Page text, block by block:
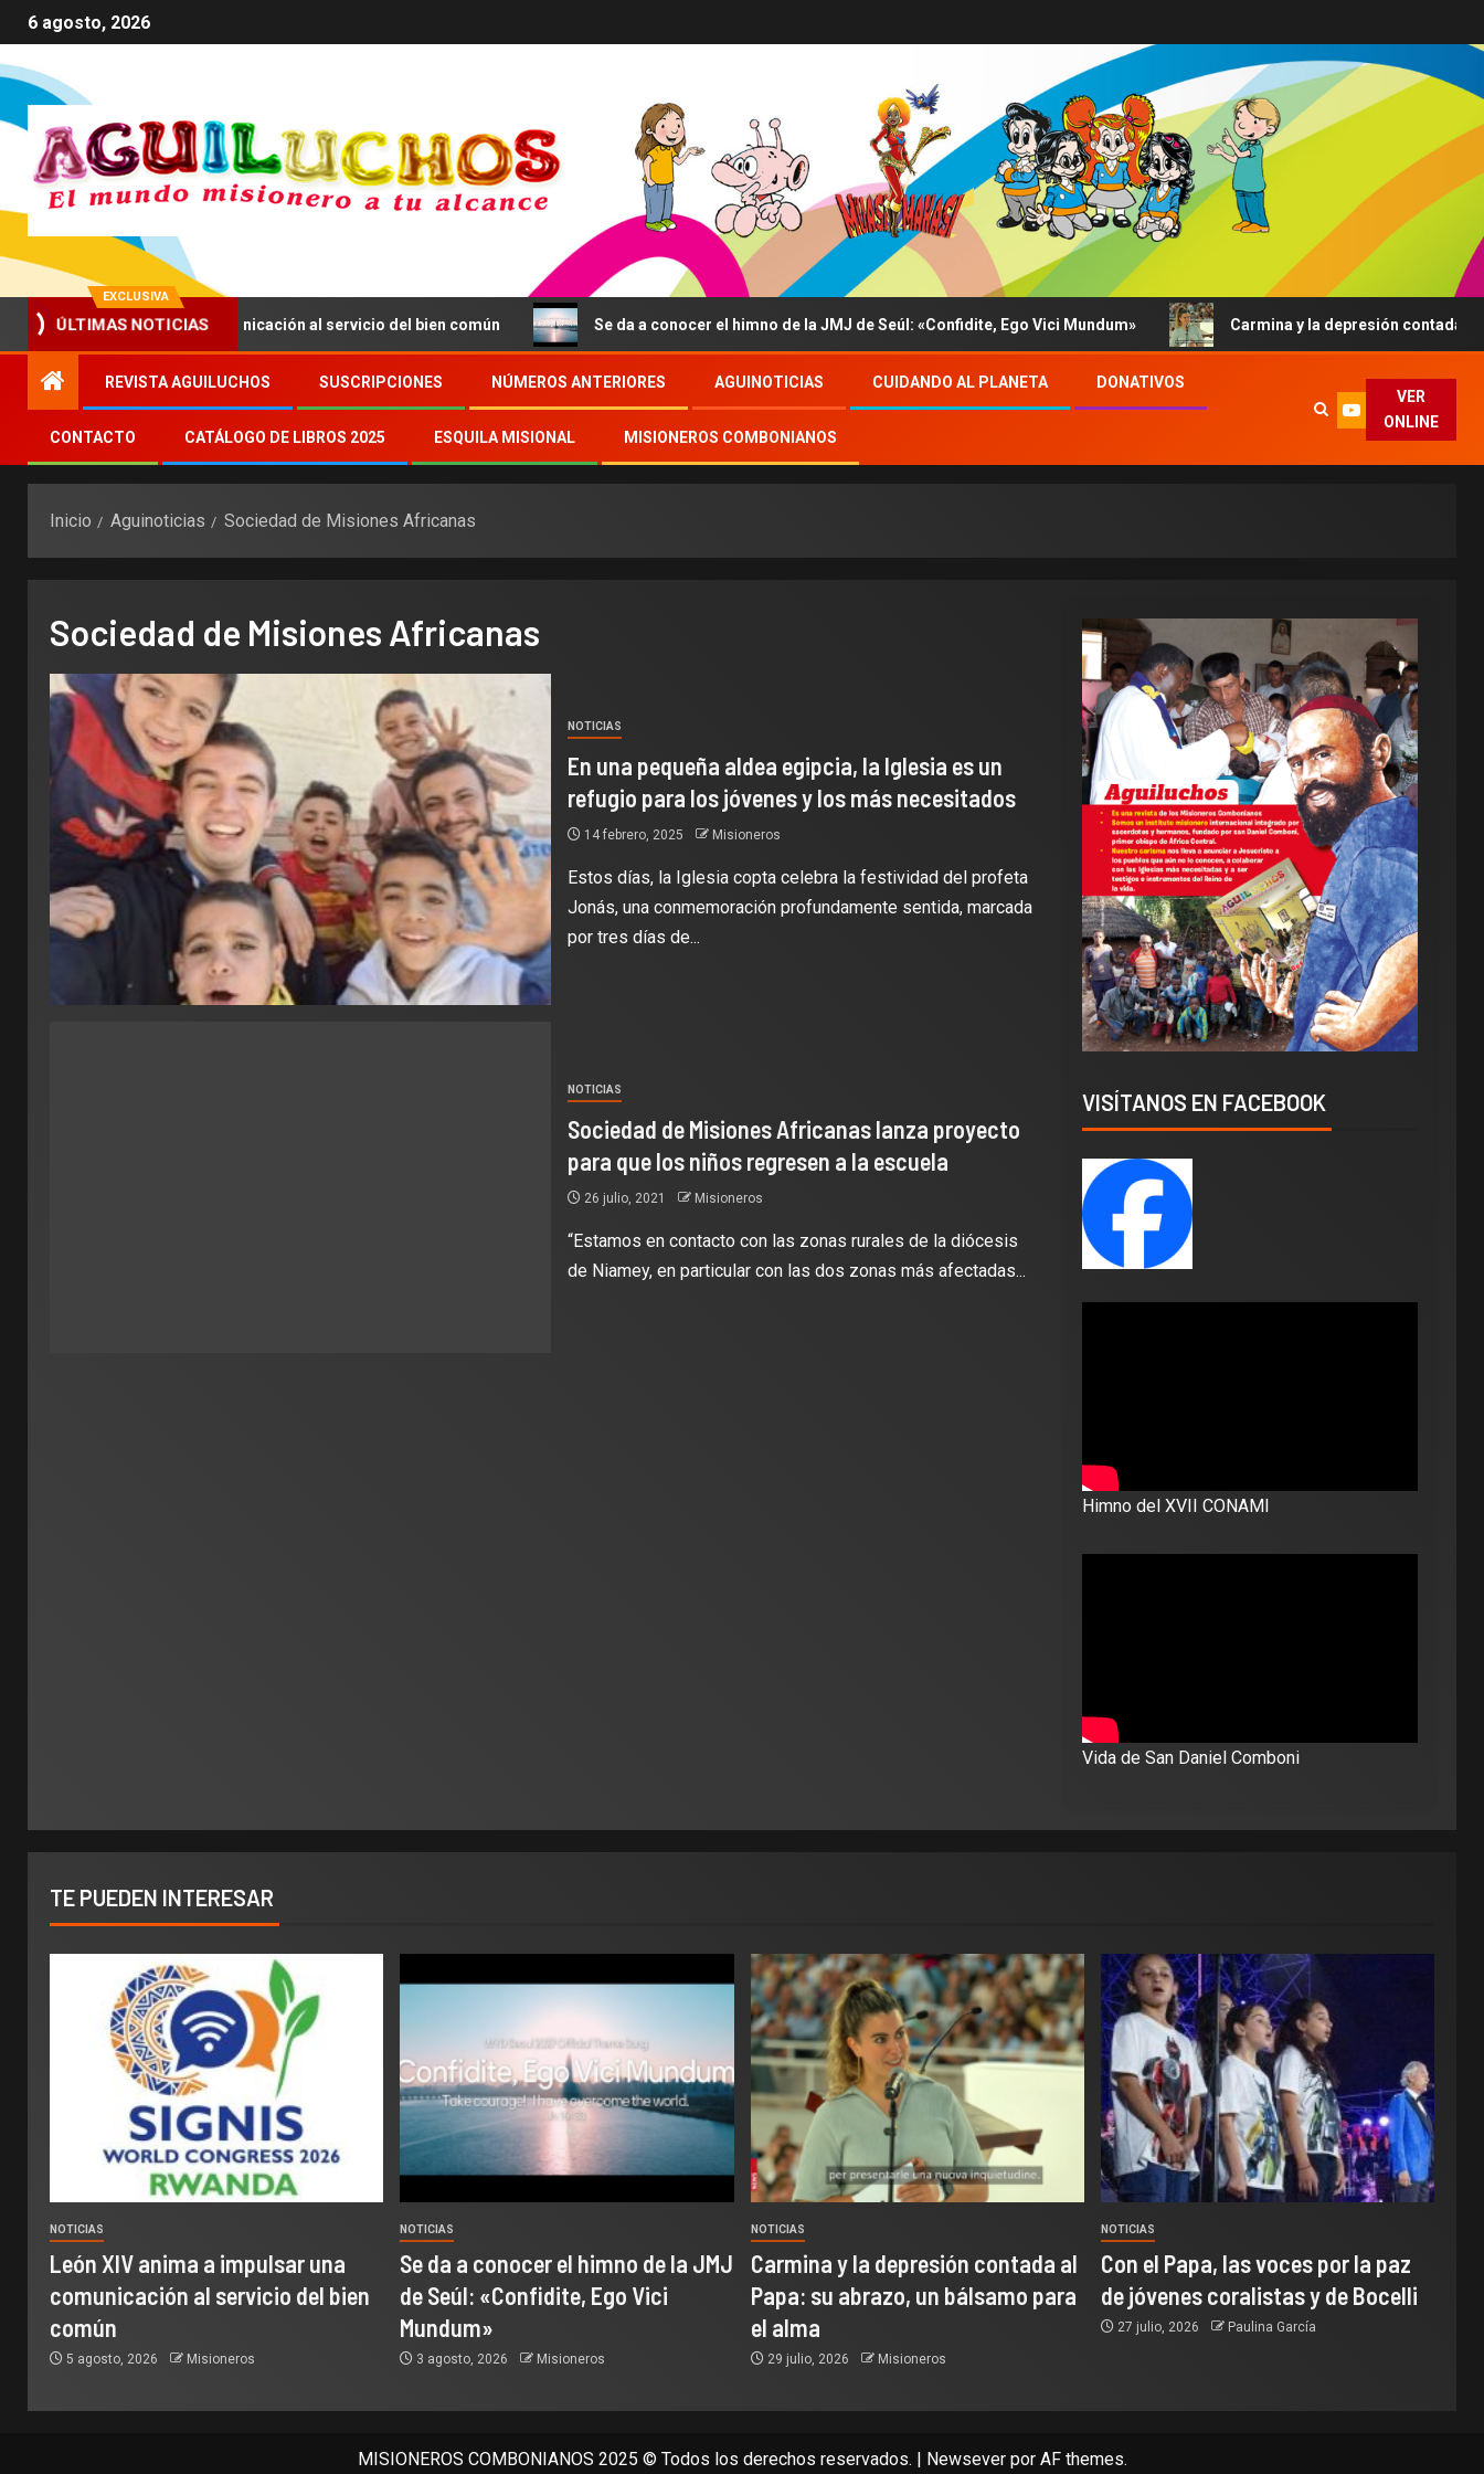
6 agosto, 2026
EXCLUSIVA
ÚLTIMAS NOTICIAS
a impulsar una comunicación al servicio del bien común Se da a conocer el himno de la JMJ de Seúl: «Confidite, Ego Vici Mundum» Carmina y la depresión contada al Papa:
REVISTA AGUILUCHOS SUSCRIPCIONES NÚMEROS ANTERIORES AGUINOTICIAS CUIDANDO AL PLANETA DONATIVOS
CONTACTO CATÁLOGO DE LIBROS 2025 ESQUILA MISIONAL MISIONEROS COMBONIANOS
VER
ONLINE
Inicio Aguinoticias Sociedad de Misiones Africanas
Sociedad de Misiones Africanas
NOTICIAS
En una pequeña aldea egipcia, la Iglesia es un
refugio para los jóvenes y los más necesitados
14 febrero, 2025 Misioneros
Estos días, la Iglesia copta celebra la festividad del profeta
Jonás, una conmemoración profundamente sentida, marcada
por tres días de...
NOTICIAS
Sociedad de Misiones Africanas lanza proyecto
para que los niños regresen a la escuela
26 julio, 2021 Misioneros
“Estamos en contacto con las zonas rurales de la diócesis
de Niamey, en particular con las dos zonas más afectadas...
VISÍTANOS EN FACEBOOK
Himno del XVII CONAMI
Vida de San Daniel Comboni
TE PUEDEN INTERESAR
NOTICIAS
León XIV anima a impulsar una
comunicación al servicio del bien
común
5 agosto, 2026 Misioneros
NOTICIAS
Se da a conocer el himno de la JMJ
de Seúl: «Confidite, Ego Vici
Mundum»
3 agosto, 2026 Misioneros
NOTICIAS
Carmina y la depresión contada al
Papa: su abrazo, un bálsamo para
el alma
29 julio, 2026 Misioneros
NOTICIAS
Con el Papa, las voces por la paz
de jóvenes coralistas y de Bocelli
27 julio, 2026 Paulina García
MISIONEROS COMBONIANOS 2025 © Todos los derechos reservados. | Newseverpor AF themes.